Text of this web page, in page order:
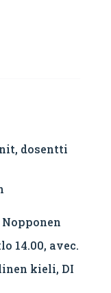
dosentti
14.00, avec.
kieli, DI